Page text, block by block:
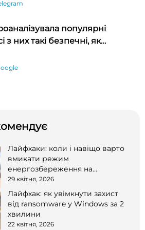
популярні
них такі безпечні, як
Лайфхаки: коли і навіщо варто
вмикати режим
енергозбереження на
смартфоні
29 квітня, 2026
Лайфхак: як увімкнути захист
від ransomware у Windows за 2
хвилини
22 квітня, 2026